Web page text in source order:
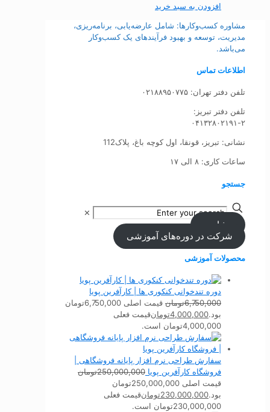
افزودن به سبد خرید
مشاوره کسب‌وکارها: شامل عارضه‌یابی، برنامه‌ریزی،
مدیریت، توسعه و بهبود فرآیندهای یک کسب‌وکار
می‌باشد.
اطلاعات تماس
تلفن دفتر تهران: ۰۲۱۸۸۹۵۰۷۷۵
تلفن‌ دفتر تبریز:
۰۴۱۳۲۸۰۲۱۹۱-۲
نشانی: تبریز، قونقا، اول کوچه باغ، پلاک112
ساعات کاری: ۸ الی ۱۷
جستجو
✕
مشاوره
شرکت در دوره‌های آموزشی
محصولات آموزشی
دوره تندخوانی کنکوری ها | کارآفرین پویا
6,750,000تومان
قیمت اصلی 6,750,000تومان
بود.4,000,000تومانقیمت فعلی
4,000,000تومان است.
سفارش طراحی نرم افزار پایانه فروشگاهی |
فروشگاه کارآفرین پویا 250,000,000تومان
قیمت اصلی 250,000,000تومان
بود.230,000,000تومانقیمت فعلی
230,000,000تومان است.